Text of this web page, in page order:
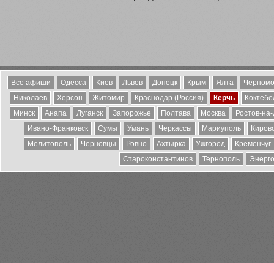
Все афиши Одесса Киев Львов Донецк Крым Ялта
Николаев
Херсон Житомир Краснодар (Россия) Керчь
Минск
Анапа Луганск Запорожье Полтава Москва
Ростов-
Ивано-Франковск
Сумы Умань Черкассы Мариуполь
Мелитополь
Черновцы Ровно Ахтырка Ужгород
Кременчуг
Староконстантинов
Тернополь